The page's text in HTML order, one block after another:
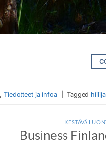
, Tiedotteet ja infoa Tagged
KESTÄVÄ
Business